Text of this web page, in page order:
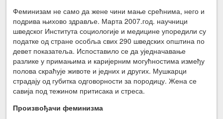
Феминизам не само да жене чини мање срећнима, него и
подрива њихово здравље. Марта 2007.год. научници
шведског Института социологије и медицине упоредили су
податке од стране особља свих 290 шведских општина по
девет показатеља. Испоставило се да уједначавање
разлике у примањима и каријерним могућностима између
полова скраћује животе и једних и других. Мушкарци
страдају од губитка одговорности за породицу. Жена се
савија под тежином притисака и стреса.
Произвођачи феминизма